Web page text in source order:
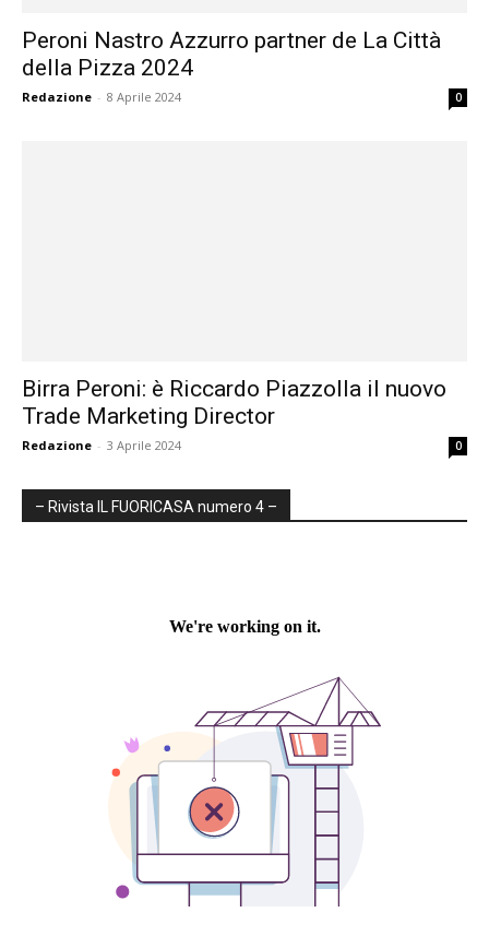
Peroni Nastro Azzurro partner de La Città
della Pizza 2024
Redazione - 8 Aprile 2024 0
Birra Peroni: è Riccardo Piazzolla il nuovo
Trade Marketing Director
Redazione - 3 Aprile 2024 0
– Rivista IL FUORICASA numero 4 –